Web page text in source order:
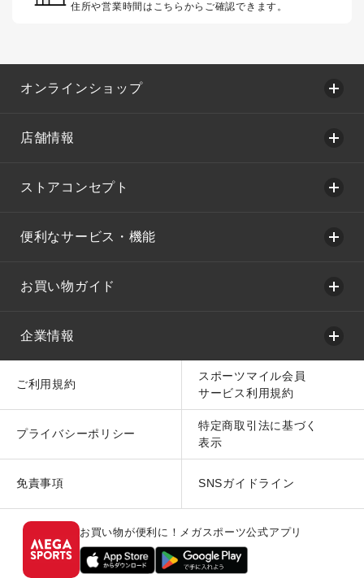
住所や営業時間はこちらからご確認できます。
オンラインショップ
店舗情報
ストアコンセプト
便利なサービス・機能
お買い物ガイド
企業情報
ご利用規約
スポーツマイル会員
サービス利用規約
プライバシーポリシー
特定商取引法に基づく
表示
免責事項 SNSガイドライン
お買い物が便利に！メガスポーツ公式アプリ